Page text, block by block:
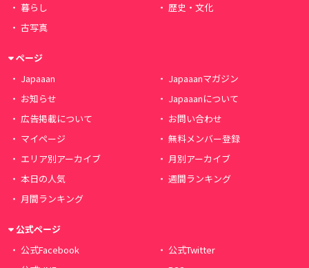
暮らし
歴史・文化
古写真
ページ
Japaaan
Japaaanマガジン
お知らせ
Japaaanについて
広告掲載について
お問い合わせ
マイページ
無料メンバー登録
エリア別アーカイブ
月別アーカイブ
本日の人気
週間ランキング
月間ランキング
公式ページ
公式Facebook
公式Twitter